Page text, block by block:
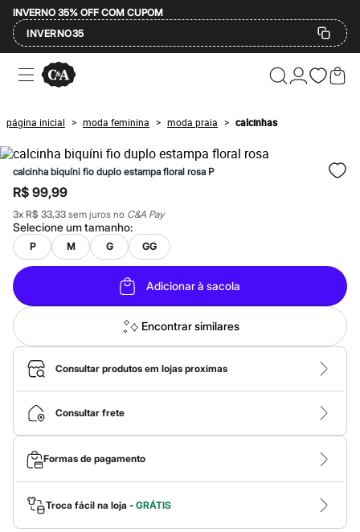
INVERNO 35% OFF COM CUPOM
INVERNO35
Ofertas
Compre por Departamento
Masculino
Infantil
Calçados
Mindse7
Plus Size
Até 20% off
Até 40% off
Até 60% off
A partir de 60% off
Feminino
Em alta
Inverno
Alfaiataria
Novidades
Roupas
Blusas e Camisetas
Básicos
Calças
Casacos e Jaquetas
Jeans
Macacões
Saias
Shorts e Bermudas
Vestidos
Acessórios
Bolsas
Bonés e Chapéus
Bijoux
Cintos
página inicial > moda feminina > moda praia > calcinhas
calcinha biquíni fio duplo estampa floral rosa P
R$ 99,99
3x R$ 33,33 sem juros no C&A Pay
Selecione umtamanho:
P M G GG
Adicionar à sacola
Encontrar similares
Consultar produtos em lojas proximas
Consultar frete
Formas de pagamento
Troca fácil na loja - GRÁTIS